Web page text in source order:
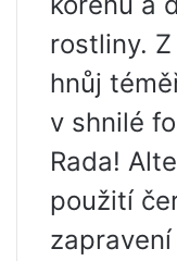
rostliny.
hnůj
v shnilé
Rada!
použití